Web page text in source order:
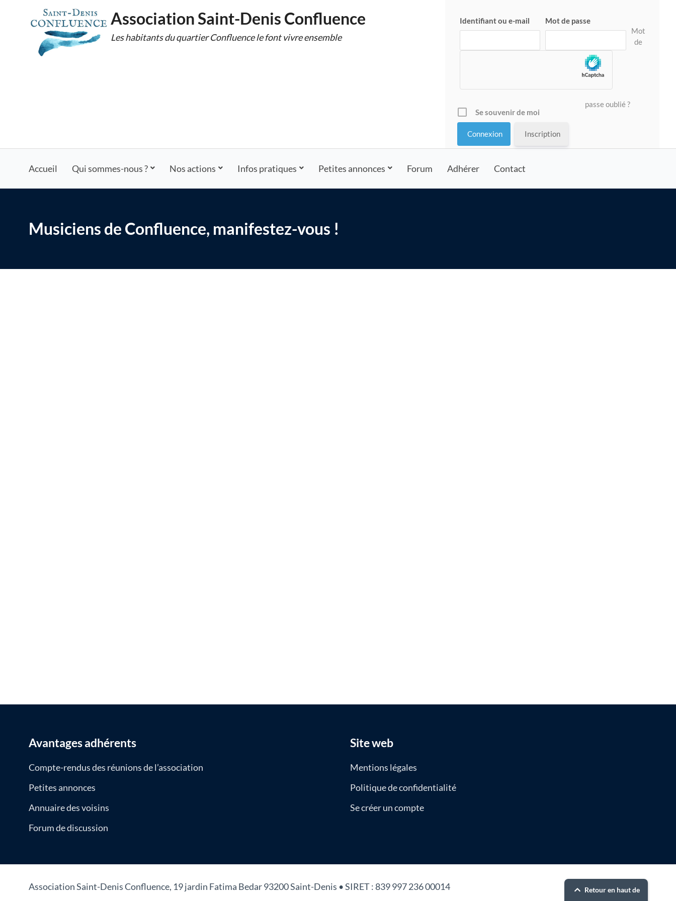
Association Saint-Denis Confluence
Les habitants du quartier Confluence le font vivre ensemble
Identifiant ou e-mail Mot de passe
Se souvenir de moi
Inscription
Mot
de
passe oublié ?
Accueil Qui sommes-nous ? Nos actions Infos pratiques Petites annonces Forum Adhérer Contact
Musiciens de Confluence, manifestez-vous !
Avantages adhérents
Compte-rendus des réunions de l’association
Petites annonces
Annuaire des voisins
Forum de discussion
Site web
Mentions légales
Politique de confidentialité
Se créer un compte
Association Saint-Denis Confluence, 19 jardin Fatima Bedar 93200 Saint-Denis • SIRET : 839 997 236 00014
Retour en haut de